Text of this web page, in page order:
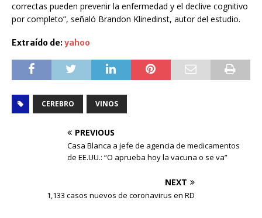
correctas pueden prevenir la enfermedad y el declive cognitivo
por completo”, señaló Brandon Klinedinst, autor del estudio.
Extraído de:yahoo
CEREBRO VINOS
PREVIOUS
Casa Blanca a jefe de agencia de medicamentos
de EE.UU.: “O aprueba hoy la vacuna o se va”
NEXT
1,133 casos nuevos de coronavirus en RD